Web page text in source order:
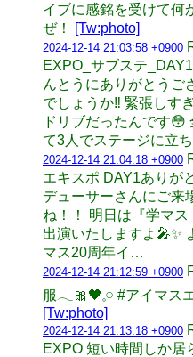
イブに感銘を受けて何
ぜ！
[Tw:photo]
2024-12-14 21:03:58 +0900
EXPO_サブステ
んとうにありがとうご
でしょうか‼️ 緊張しす
ドリブだったんです😳
て3人でステージに立
2024-12-14 21:04:18 +0900
エキスポ DAY1ありが
デューサーさんにご来
ね！！ 明日は『学マ
出演いたしますよ🎤✨
マス20周年イ…
2024-12-14 21:12:59 +0900
服𓂃🎀🖤𓈒𓏸 #アイマス
[Tw:photo]
2024-12-14 21:13:18 +0900
EXPO 短い時間しか居